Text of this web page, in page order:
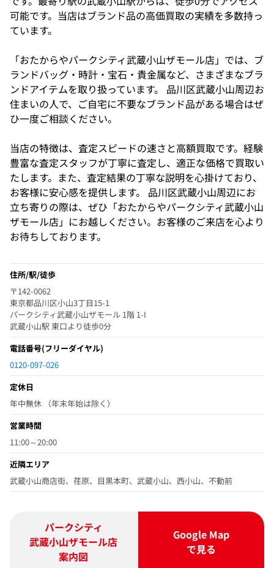
可能です。当店はブランド品の高価買取の実績を多数持っ
ています。
「おたからやパークシティ武蔵小山ザモール店」では、ブ
ランドバッグ・時計・宝石・貴金属など、さまざまなブラ
ンドアイテムを取り扱っています。 品川区武蔵小山周辺お
住まいの人で、ご自宅に不要なブランド品がある場合はぜ
ひ一度ご相談ください。
当店の特徴は、査定スピードの速さと高額買取です。経験
豊富な査定スタッフが丁寧に査定し、適正な価格で買取い
たします。また、査定結果の丁寧な説明を心掛けており、
お客様に安心感を提供します。 品川区武蔵小山周辺にお
立ち寄りの際は、ぜひ「おたからやパークシティ武蔵小山
ザモール店」にお越しください。お客様のご来店を心より
お待ちしております。
住所/駅/徒歩
〒142-0062
東京都品川区小山3丁目15-1
パークシティ武蔵小山ザモール 1階 1-I
武蔵小山駅 東口より徒歩0分
電話番号(フリーダイヤル)
0120-097-026
定休日
年中無休 （年末年始は除く）
営業時間
11:00～20:00
近隣エリア
武蔵小山商店街、荏原、目黒本町、武蔵小山、西小山、不動前
パークシティ
武蔵小山ザモール店
案内図
Google Map
で見る